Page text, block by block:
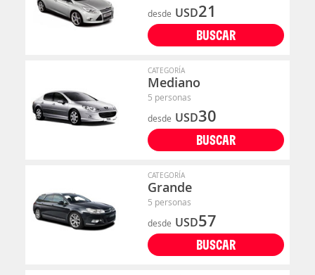
desde USD21
BUSCAR
CATEGORÍA
Mediano
5 personas
desde USD30
BUSCAR
CATEGORÍA
Grande
5 personas
desde USD57
BUSCAR